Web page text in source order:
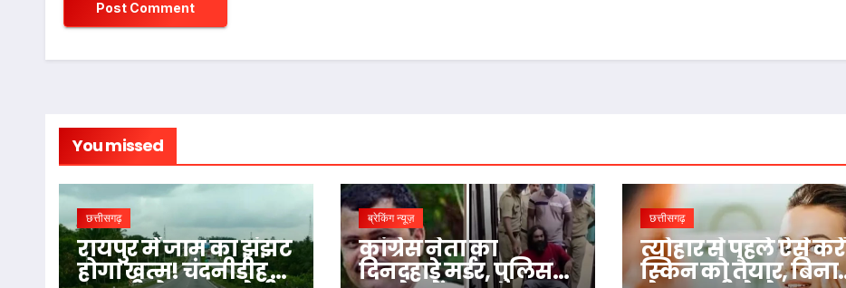
You missed
छत्तीसगढ़
रायपुर में जाम का झंझट
होगा खत्म! चंदनीडीह से
ब्रेकिंग न्यूज़
कांग्रेस नेता का
दिनदहाड़े मर्डर, पुलिस
छत्तीसगढ़
त्योहार से पहले ऐसे करें
स्किन को तैयार, बिना